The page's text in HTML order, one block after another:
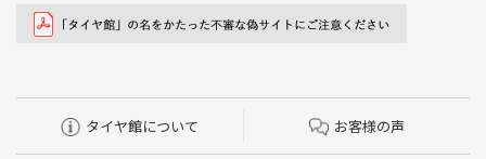
タイヤ館について お客様の声